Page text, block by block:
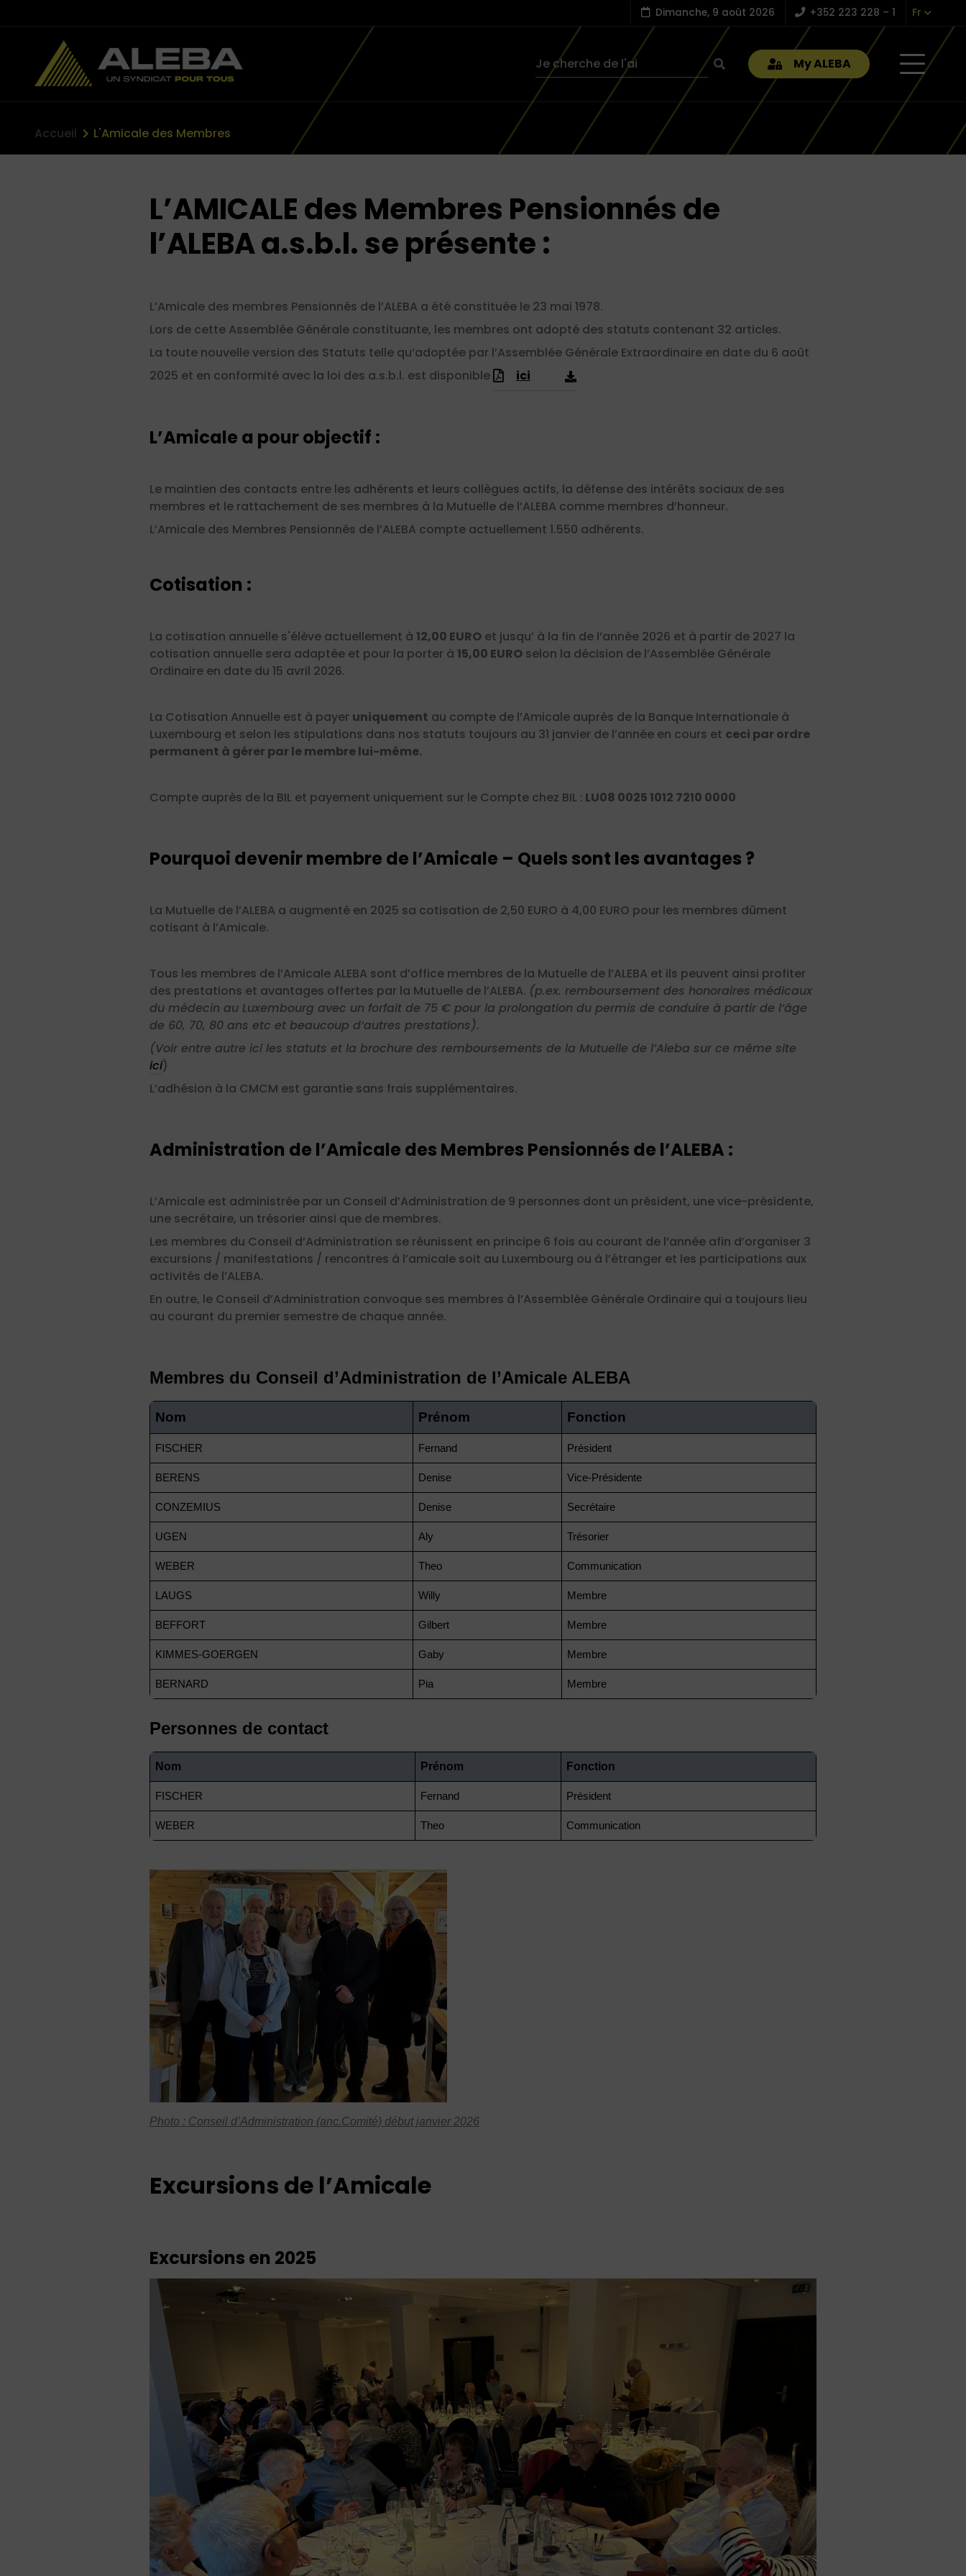
Dimanche, 9 août 2026 +352 223 228 – 1 Fr
My ALEBA
Accueil L'Amicale des Membres
L’AMICALE des Membres Pensionnés de
l’ALEBA a.s.b.l.se présente :
L’Amicale des membres Pensionnés de l’ALEBA a été constituée le 23 mai 1978.
Lors de cette Assemblée Générale constituante, les membres ont adopté des statuts contenant 32 articles.
La toute nouvelle version des Statuts telle qu’adoptée par l’Assemblée Générale Extraordinaire en date du 6 août
2025 et en conformité avec la loi des a.s.b.l. est disponible
ici
L’Amicale a pour objectif :
Le maintien des contacts entre les adhérents et leurs collègues actifs, la défense des intérêts sociaux de ses
membres et le rattachement de ses membres à la Mutuelle de l’ALEBA comme membres d’honneur.
L’Amicale des Membres Pensionnés de l’ALEBA compte actuellement 1.550 adhérents.
Cotisation :
La cotisation annuelle s'élève actuellement à 12,00 EURO et jusqu’ à la fin de l’année 2026 et à partir de 2027 la
cotisation annuelle sera adaptée et pour la porter à 15,00 EURO selon la décision de l’Assemblée Générale
Ordinaire en date du 15 avril 2026.
La Cotisation Annuelle est à payer uniquement au compte de l’Amicale auprès de la Banque Internationale à
Luxembourg et selon les stipulations dans nos statuts toujours au 31 janvier de l’année en cours et ceci par ordre
permanent à gérer par le membre lui-même.
Compte auprès de la BIL et payement uniquement sur le Compte chez BIL : LU08 0025 1012 7210 0000
Pourquoi devenir membre de l’Amicale – Quels sont les avantages ?
La Mutuelle de l’ALEBA a augmenté en 2025 sa cotisation de 2,50 EURO à 4,00 EURO pour les membres dûment
cotisant à l’Amicale.
Tous les membres de l’Amicale ALEBA sont d’office membres de la Mutuelle de l’ALEBA et ils peuvent ainsi profiter
des prestations et avantages offertes par la Mutuelle de l’ALEBA. (p.ex. remboursement des honoraires médicaux
du médecin au Luxembourg avec un forfait de 75 € pour la prolongation du permis de conduire à partir de l’âge
de 60, 70, 80 ans etc et beaucoup d’autres prestations).
(Voir entre autre ici les statuts et la brochure des remboursements de la Mutuelle de l’Aleba sur ce même site
ici)
L’adhésion à la CMCM est garantie sans frais supplémentaires.
Administration de l’Amicale des Membres Pensionnés de l’ALEBA :
L’Amicale est administrée par un Conseil d’Administration de 9 personnes dont un président, une vice-présidente,
une secrétaire, un trésorier ainsi que de membres.
Les membres du Conseil d’Administration se réunissent en principe 6 fois au courant de l’année afin d’organiser 3
excursions / manifestations / rencontres à l’amicale soit au Luxembourg ou à l’étranger et les participations aux
activités de l’ALEBA.
En outre, le Conseil d’Administration convoque ses membres à l’Assemblée Générale Ordinaire qui a toujours lieu
au courant du premier semestre de chaque année.
Membres du Conseil d’Administration de l’Amicale ALEBA
Nom Prénom Fonction
FISCHER Fernand Président
BERENS Denise Vice-Présidente
CONZEMIUS Denise Secrétaire
UGEN Aly Trésorier
WEBER Theo Communication
LAUGS Willy Membre
BEFFORT Gilbert Membre
KIMMES-GOERGEN Gaby Membre
BERNARD Pia Membre
Personnes de contact
Nom Prénom Fonction
FISCHER Fernand Président
WEBER Theo Communication
Photo : Conseil d’Administration (anc.Comité) début janvier 2026
Excursions de l’Amicale
Excursions en 2025